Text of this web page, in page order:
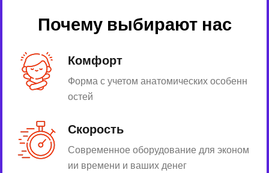
Почему выбирают нас
Комфорт
Форма с учетом анатомических особенн
остей
Скорость
Современное оборудование для эконом
ии времени и ваших денег